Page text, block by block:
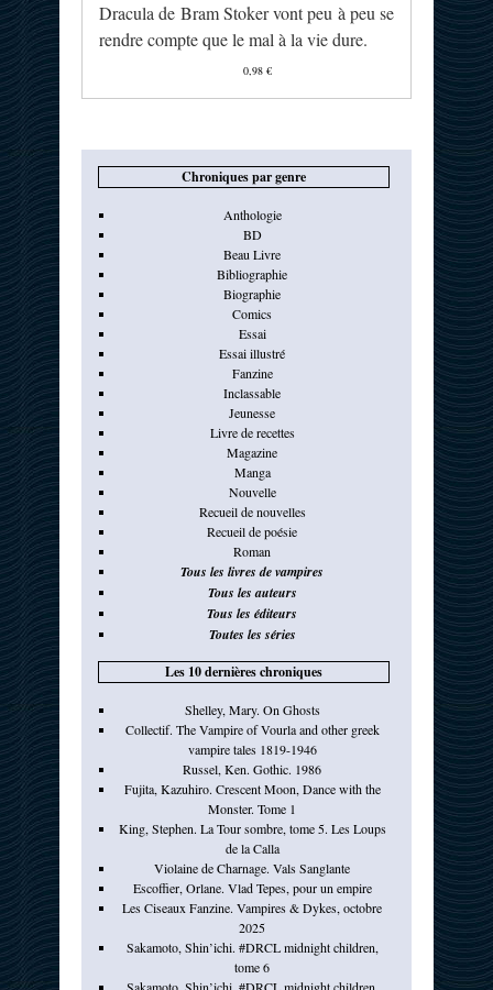
Dracula de Bram Stoker vont peu à peu se
rendre compte que le mal à la vie dure.
0,98 €
Chroniques par genre
Anthologie
BD
Beau Livre
Bibliographie
Biographie
Comics
Essai
Essai illustré
Fanzine
Inclassable
Jeunesse
Livre de recettes
Magazine
Manga
Nouvelle
Recueil de nouvelles
Recueil de poésie
Roman
Tous les livres de vampires
Tous les auteurs
Tous les éditeurs
Toutes les séries
Les 10 dernières chroniques
Shelley, Mary. On Ghosts
Collectif. The Vampire of Vourla and other greek
vampire tales 1819-1946
Russel, Ken. Gothic. 1986
Fujita, Kazuhiro. Crescent Moon, Dance with the
Monster. Tome 1
King, Stephen. La Tour sombre, tome 5. Les Loups
de la Calla
Violaine de Charnage. Vals Sanglante
Escoffier, Orlane. Vlad Tepes, pour un empire
Les Ciseaux Fanzine. Vampires & Dykes, octobre
2025
Sakamoto, Shin’ichi. #DRCL midnight children,
tome 6